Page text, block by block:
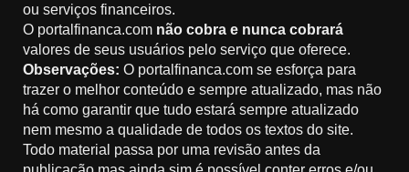
ou serviços financeiros.
O portalfinanca.com não cobra e nunca cobrará
valores de seus usuários pelo serviço que oferece.
Observações: O portalfinanca.com se esforça para
trazer o melhor conteúdo e sempre atualizado, mas não
há como garantir que tudo estará sempre atualizado
nem mesmo a qualidade de todos os textos do site.
Todo material passa por uma revisão antes da